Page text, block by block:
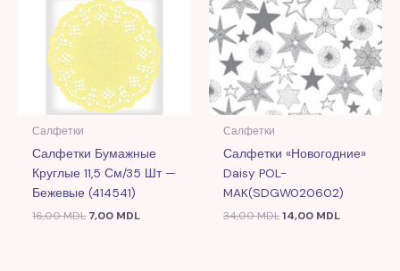
Салфетки
Салфетки Бумажные
Круглые 11,5 См/35 Шт —
Бежевые (414541)
16,00MDL 7,00 MDL
Салфетки
Салфетки «Новогодние»
Daisy POL-
MAK(SDGW020602)
34,00MDL14,00 MDL